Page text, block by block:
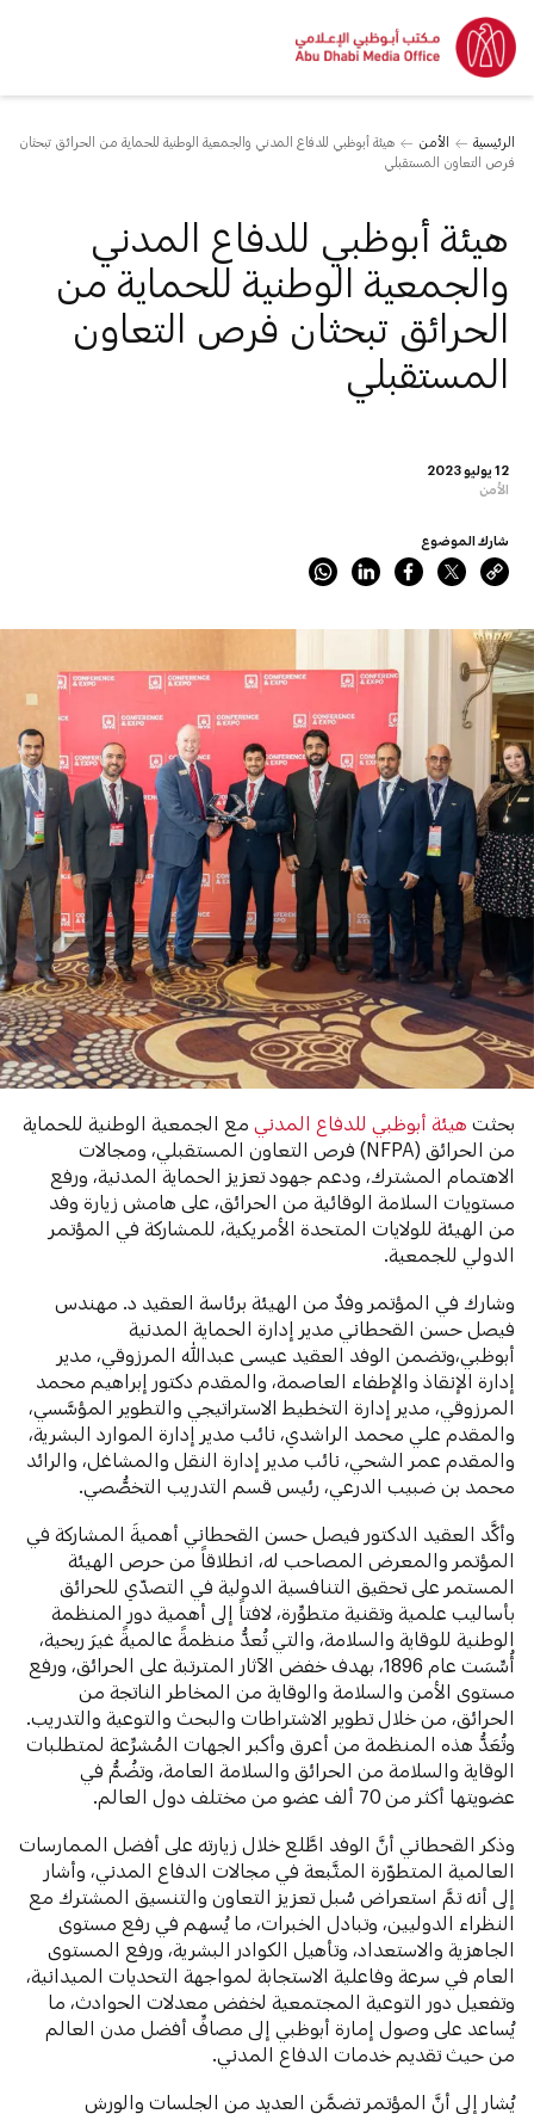
الرئيسية الأمن
هيئة أبوظبي للدفاع المدني والجمعية الوطنية للحماية من الحرائق تبحثان
فرص التعاون المستقبلي
12 يوليو 2023
الأمن
هيئة أبوظبي للدفاع المدني
والجمعية الوطنية للحماية من
الحرائق تبحثان فرص التعاون
المستقبلي
شارك الموضوع
بحثتهيئة أبوظبي للدفاع المدني
مع الجمعية الوطنية للحماية
من الحرائق (NFPA) فرص التعاون المستقبلي، ومجالات
الاهتمام المشترك، ودعم جهود تعزيز الحماية المدنية، ورفع
مستويات السلامة الوقائية من الحرائق، على هامش زيارة وفد
من الهيئة للولايات المتحدة الأمريكية، للمشاركة في المؤتمر
الدولي للجمعية.
وشارك في المؤتمر وفدٌ من الهيئة برئاسة العقيد د. مهندس
فيصل حسن القحطاني مدير إدارة الحماية المدنية
أبوظبي،وتضمن الوفد العقيد عيسى عبدالله المرزوقي، مدير
إدارة الإنقاذ والإطفاء العاصمة، والمقدم دكتور إبراهيم محمد
المرزوقي، مدير إدارة التخطيط الاستراتيجي والتطوير المؤسَّسي،
والمقدم علي محمد الراشدي، نائب مدير إدارة الموارد البشرية،
والمقدم عمر الشحي، نائب مدير إدارة النقل والمشاغل، والرائد
محمد بن ضبيب الدرعي، رئيس قسم التدريب التخصُّصي.
وأكَّد العقيد الدكتور فيصل حسن القحطاني أهميةَ المشاركة في
المؤتمر والمعرض المصاحب له، انطلاقاً من حرص الهيئة
المستمر على تحقيق التنافسية الدولية في التصدّي للحرائق
بأساليب علمية وتقنية متطوِّرة، لافتاً إلى أهمية دور المنظمة
الوطنية للوقاية والسلامة، والتي تُعدُّ منظمةً عالميةً غيرَ ربحية،
أُسِّسَت عام 1896، بهدف خفض الآثار المترتبة على الحرائق، ورفع
مستوى الأمن والسلامة والوقاية من المخاطر الناتجة من
الحرائق، من خلال تطوير الاشتراطات والبحث والتوعية والتدريب.
وتُعَدُّ هذه المنظمة من أعرق وأكبر الجهات المُشرِّعة لمتطلبات
الوقاية والسلامة من الحرائق والسلامة العامة، وتضُمُّ في
عضويتها أكثر من 70 ألف عضو من مختلف دول العالم.
وذكر القحطاني أنَّ الوفد اطَّلع خلال زيارته على أفضل الممارسات
العالمية المتطوّرة المتَّبعة في مجالات الدفاع المدني، وأشار
إلى أنه تمَّ استعراض سُبل تعزيز التعاون والتنسيق المشترك مع
النظراء الدوليين، وتبادل الخبرات، ما يُسهم في رفع مستوى
‏الجاهزية والاستعداد، وتأهيل الكوادر البشرية، ورفع المستوى
العام في سرعة وفاعلية الاستجابة لمواجهة التحديات الميدانية،
وتفعيل دور التوعية المجتمعية لخفض معدلات الحوادث، ما
يُساعد على وصول إمارة أبوظبي إلى مصافِّ أفضل مدن العالم
من حيث تقديم خدمات الدفاع المدني.
يُشار إلى أنَّ المؤتمر تضمَّن العديد من الجلسات والورش